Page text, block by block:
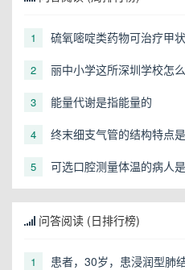
1 硫氧嘧啶类药物可治疗甲
2 丽中小学这所深圳学校怎么
3 能量代谢是指能量的
4 终末细支气管的结构特点是
5 可选口腔测量体温的病人是
问答阅读 (日排行榜)
1
患者，30岁，患浸润型肺